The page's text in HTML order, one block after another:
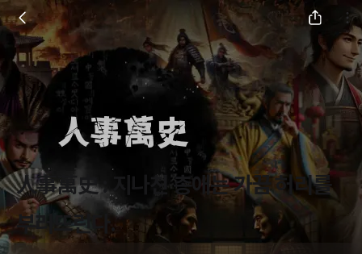
人事萬史 : 지나친 총애는 가끔 허리를
부러뜨린다.